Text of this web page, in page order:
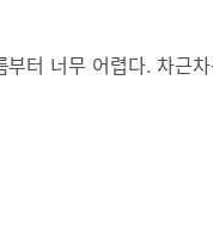
터 너무 어렵다. 차근차